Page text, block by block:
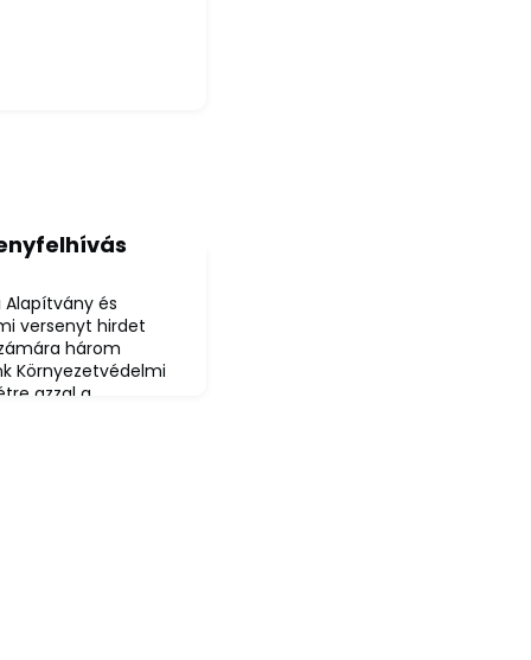
Alapítvány és
versenyt hirdet
három
Környezetvédelmi
azzal a